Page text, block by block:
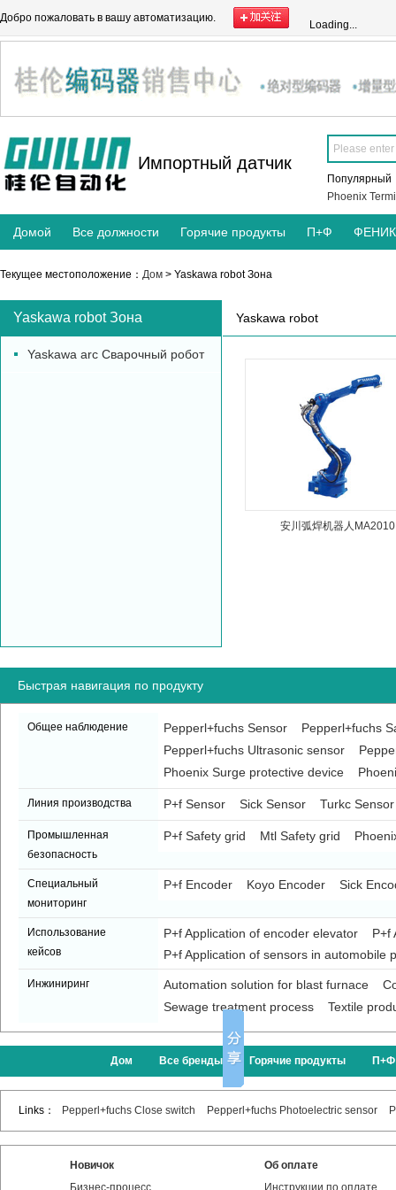
Добро пожаловать в вашу автоматизацию.
Loading...
Импортный датчик
Популярный
Phoenix
Домой Все должности Горячие продукты П+Ф
Текущее местоположение： Дом > Yaskawa robot Зона
Yaskawa robot Зона
Yaskawa arc Сварочный робот
Yaskawa robot
安川弧焊机器人MA2010
Быстрая навигация по продукту
Общее наблюдение Pepperl+fuchs Sensor
Pepperl+fuchs
Pepperl+fuchs Ultrasonic sensor
Phoenix Surge protective device
Линия производства P+f Sensor Sick Sensor Turkc Sensor
Промышленная
безопасность
P+f Safety grid Mtl Safety grid
Специальный
мониторинг
P+f Encoder Koyo Encoder Sick
Использование
кейсов
P+f Application of encoder elevator
P+f
P+f Application of sensors in automobile
Инжиниринг Automation solution for blast furnace
Sewage treatment process
Textile
Дом Все бренды Горячие продукты П+Ф
Links： Pepperl+fuchs Close switch Pepperl+fuchs Photoelectric sensor
Новичок
Бизнес-процесс
Об оплате
Инструкции по оплате